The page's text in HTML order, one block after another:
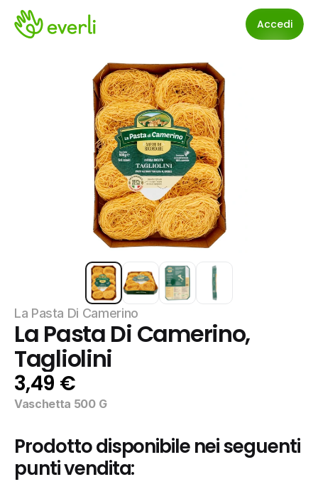
Accedi
La Pasta Di Camerino
La Pasta Di Camerino,
Tagliolini
3,49 €
Vaschetta 500 G
Prodotto disponibile nei seguenti
punti vendita: